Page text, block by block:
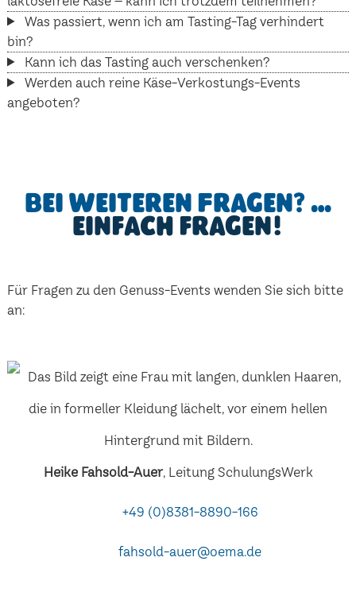
Was passiert, wenn ich am Tasting-Tag verhindert
bin?
Kann ich das Tasting auch verschenken?
Werden auch reine Käse-Verkostungs-Events
angeboten?
Bei weiteren Fragen? …
einfach fragen!
Für Fragen zu den Genuss-Events wenden Sie sich bitte
an:
Heike Fahsold-Auer, Leitung SchulungsWerk
+49 (0)8381-8890-166
fahsold-auer@oema.de